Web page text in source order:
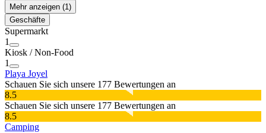
Mehr anzeigen (1)
Geschäfte
Supermarkt
1
Kiosk / Non-Food
1
Playa Joyel
Schauen Sie sich unsere 177 Bewertungen an
8.5
Schauen Sie sich unsere 177 Bewertungen an
8.5
Camping